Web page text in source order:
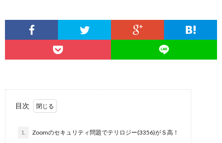
目次
1. Zoomのセキュリティ問題でテリロジー(3356)がＳ高！